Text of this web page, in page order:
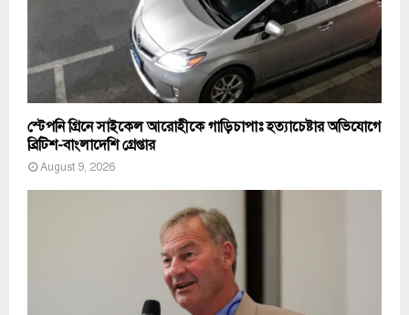
স্টেপনি গ্রিনে সাইকেল আরোহীকে গাড়িচাপাঃ হত্যাচেষ্টার অভিযোগে
ব্রিটিশ-বাংলাদেশি গ্রেপ্তার
August 9, 2026